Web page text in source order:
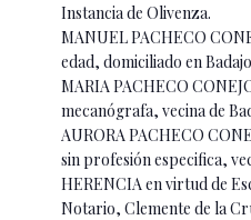
Instancia de Olivenza.
MANUEL PACHECO
edad, domiciliado en
MARIA PACHECO
mecanógrafa, vecina de
AURORA PACHECO
sin profesión especifica,
HERENCIA en virtud de
Notario, Clemente de la